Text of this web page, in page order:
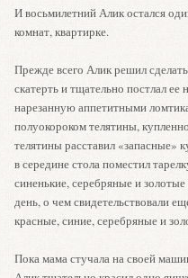
И восьмилетний Алик остался
комнат, квартирке.
Прежде всего Алик решил
скатерть и тщательно постлал
нарезанную аппетитными
полуокороком телятины,
телятины расставил «запасные»
в середине стола поместил
синенькие, серебряные и
день, о чем свидетельствовали
красные, синие, серебряные и
Пока мама стучала на своей